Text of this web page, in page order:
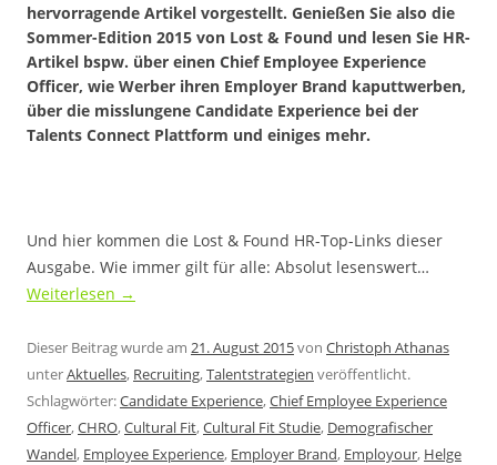
hervorragende Artikel vorgestellt. Genießen Sie also die
Sommer-Edition 2015 von Lost & Found und lesen Sie HR-
Artikel bspw. über einen Chief Employee Experience
Officer, wie Werber ihren Employer Brand kaputtwerben,
über die misslungene Candidate Experience bei der
Talents Connect Plattform und einiges mehr.
Und hier kommen die Lost & Found HR-Top-Links dieser
Ausgabe. Wie immer gilt für alle: Absolut lesenswert…
Weiterlesen →
Dieser Beitrag wurde am 21. August 2015von Christoph Athanas
unterAktuelles, Recruiting,Talentstrategien veröffentlicht.
Schlagwörter:Candidate Experience,Chief Employee Experience
Officer,CHRO,Cultural Fit,Cultural Fit Studie, Demografischer
Wandel, Employee Experience, Employer Brand, Employour, Helge